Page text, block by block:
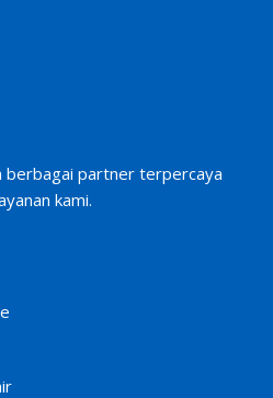
berbagai partner terpercaya
kami.